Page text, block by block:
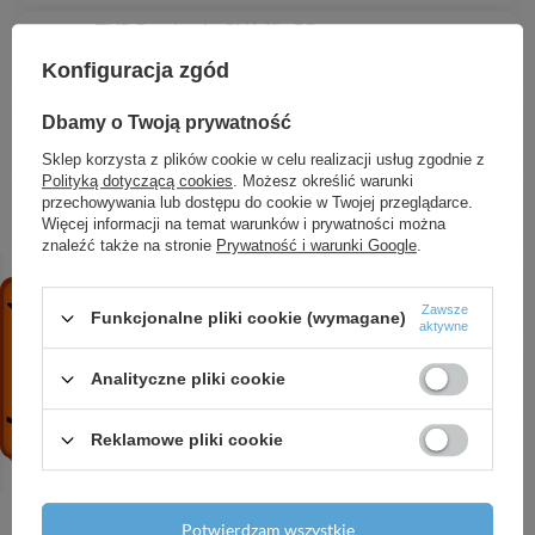
TYP D gniazdo GW 4" - PP
67,48 zł
Wtyk GW 1/2"
STORZ Złącze ssawne na wąż 1 1/2"
19,99 zł / szt.
5,04 zł / szt.
20,87 zł
szt.
Konfiguracja zgód
Dbamy o Twoją prywatność
Sklep korzysta z plików cookie w celu realizacji usług zgodnie z
Polityką dotyczącą cookies. Możesz określić warunki
przechowywania lub dostępu do cookie w Twojej przeglądarce.
Więcej informacji na temat warunków i prywatności można
znaleźć także na stronie Prywatność i warunki Google.
Funkcjonalne pliki cookie (wymagane) Zawsze
aktywne
Analityczne pliki cookie
Reklamowe pliki cookie
Potwierdzam wszystkie